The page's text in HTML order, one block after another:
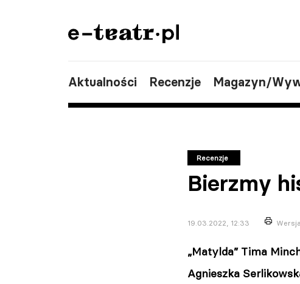
Aktualności Recenzje Magazyn/
Recenzje
Bierzmy
19.03.2022, 12:33
„Matylda” Tima
Agnieszka